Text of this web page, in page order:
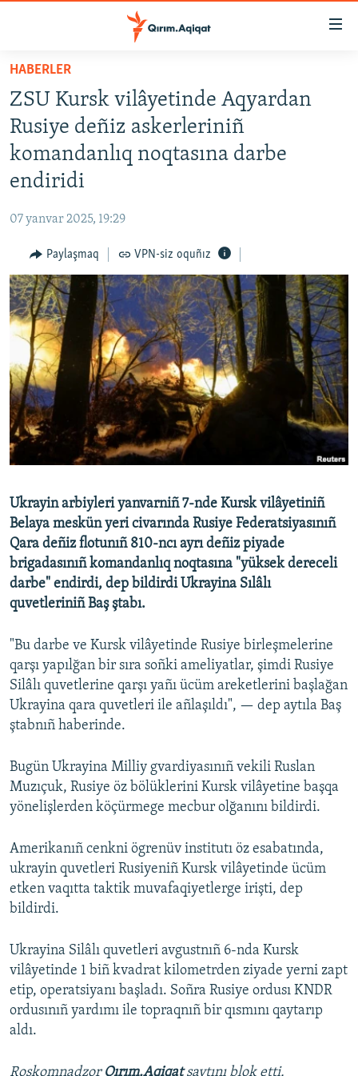
Esas
qaytmaq
Baş
navigatsiyağa
qaytmaq
Qıdıruvğa
İQTİSADİYAT
CEMİYET
İNSAN AQLARI
VİDEO
SÜRET
BLOGLAR
FİKİR
Русский
Українською
QOŞULIÑIZ!
RFE/RS bütün saytları
HABERLER
ZSU Kursk vilâyetinde Aqyardan
Rusiye deñiz askerleriniñ
komandanlıq noqtasına darbe
endiridi
07 yanvar 2025, 19:29
Paylaşmaq VPN-siz oquñız
Ukrayin arbiyleri yanvarniñ 7-nde Kursk vilâyetiniñ
Belaya meskün yeri civarında Rusiye Federatsiyasınıñ
Qara deñiz flotunıñ 810-ncı ayrı deñiz piyade
brigadasınıñ komandanlıq noqtasına "yüksek dereceli
darbe" endirdi, dep bildirdi Ukrayina Sılâlı
quvetleriniñ Baş ştabı.
"Bu darbe ve Kursk vilâyetinde Rusiye birleşmelerine
qarşı yapılğan bir sıra soñki ameliyatlar, şimdi Rusiye
Silâlı quvetlerine qarşı yañı ücüm areketlerini başlağan
Ukrayina qara quvetleri ile añlaşıldı", — dep aytıla Baş
ştabnıñ haberinde.
Bugün Ukrayina Milliy gvardiyasınıñ vekili Ruslan
Muzıçuk, Rusiye öz bölüklerini Kursk vilâyetine başqa
yönelişlerden köçürmege mecbur olğanını bildirdi.
Amerikanıñ cenkni ögrenüv institutı öz esabatında,
ukrayin quvetleri Rusiyeniñ Kursk vilâyetinde ücüm
etken vaqıtta taktik muvafaqiyetlerge irişti, dep
bildirdi.
Ukrayina Silâlı quvetleri avgustnıñ 6-nda Kursk
vilâyetinde 1 biñ kvadrat kilometrden ziyade yerni zapt
etip, operatsiyanı başladı. Soñra Rusiye ordusı KNDR
ordusınıñ yardımı ile topraqnıñ bir qısmını qaytarıp
aldı.
Roskomnadzor Qırım.Aqiqatsaytını blok etti.